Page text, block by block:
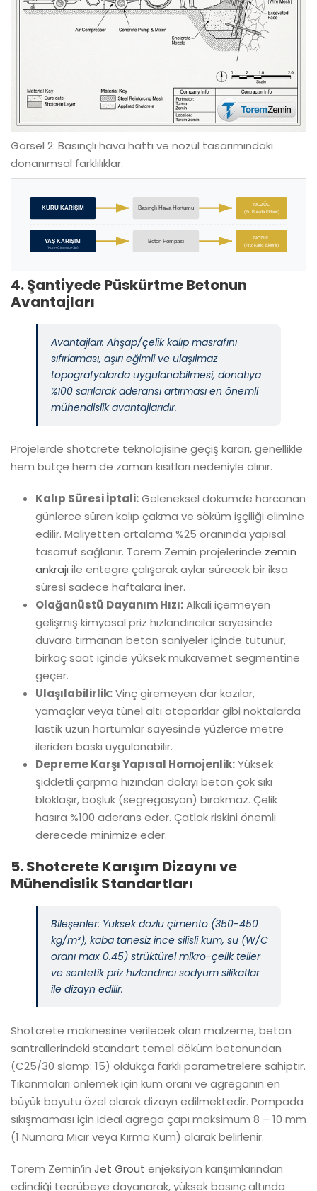
Görsel 2: Basınçlı hava hattı ve nozül tasarımındaki
donanımsal farklılıklar.
KURU KARIŞIM Basınçlı Hava Hortumu NOZÜL
(Su Burada Eklenir)
YAŞ KARIŞIM
(Kum+Çimento+Su)
Beton Pompası NOZÜL
(Priz Katkı Eklenir)
4. Şantiyede Püskürtme Betonun
Avantajları
Avantajları: Ahşap/çelik kalıp masrafını
sıfırlaması, aşırı eğimli ve ulaşılmaz
topografyalarda uygulanabilmesi, donatıya
%100 sarılarak aderansı artırması en önemli
mühendislik avantajlarıdır.
Projelerde shotcrete teknolojisine geçiş kararı, genellikle
hem bütçe hem de zaman kısıtları nedeniyle alınır.
Kalıp Süresi İptali:Geleneksel dökümde harcanan
günlerce süren kalıp çakma ve söküm işçiliği elimine
edilir. Maliyetten ortalama %25 oranında yapısal
tasarruf sağlanır. Torem Zemin projelerinde zemin
ankrajı ile entegre çalışarak aylar sürecek bir iksa
süresi sadece haftalara iner.
Olağanüstü Dayanım Hızı:Alkali içermeyen
gelişmiş kimyasal priz hızlandırıcılar sayesinde
duvara tırmanan beton saniyeler içinde tutunur,
birkaç saat içinde yüksek mukavemet segmentine
geçer.
Ulaşılabilirlik:Vinç giremeyen dar kazılar,
yamaçlar veya tünel altı otoparklar gibi noktalarda
lastik uzun hortumlar sayesinde yüzlerce metre
ileriden baskı uygulanabilir.
Depreme Karşı Yapısal Homojenlik:Yüksek
şiddetli çarpma hızından dolayı beton çok sıkı
bloklaşır, boşluk (segregasyon) bırakmaz. Çelik
hasıra %100 aderans eder. Çatlak riskini önemli
derecede minimize eder.
5. Shotcrete Karışım Dizaynı ve
Mühendislik Standartları
Bileşenler: Yüksek dozlu çimento (350-450
kg/m³), kaba tanesiz ince silisli kum, su (W/C
oranı max 0.45) strüktürel mikro-çelik teller
ve sentetik priz hızlandırıcı sodyum silikatlar
ile dizayn edilir.
Shotcrete makinesine verilecek olan malzeme, beton
santrallerindeki standart temel döküm betonundan
(C25/30 slamp: 15) oldukça farklı parametrelere sahiptir.
Tıkanmaları önlemek için kum oranı ve agreganın en
büyük boyutu özel olarak dizayn edilmektedir. Pompada
sıkışmaması için ideal agrega çapı maksimum 8 – 10 mm
(1 Numara Mıcır veya Kırma Kum) olarak belirlenir.
Torem Zemin’in Jet Grout enjeksiyon karışımlarından
edindiği tecrübeye dayanarak, yüksek basınç altında